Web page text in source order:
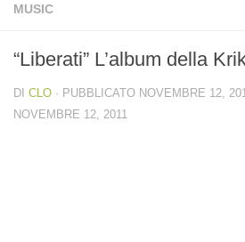
MUSIC
“Liberati” L’album della
DI CLO · PUBBLICATO NOVEMBRE 12,
NOVEMBRE 12, 2011